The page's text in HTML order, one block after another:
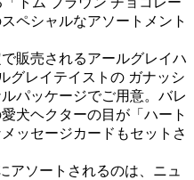
ペシャルなアソートメント
販売されるアールグレイハ
グレイテイストの ガナッシ
パッケージでご用意。バレ
犬ヘクターの目が「ハート
ッセージカードもセットさ
アソートされるのは、ニュ